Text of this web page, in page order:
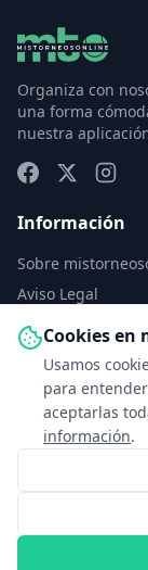
Cookies en
Usamos
para
aceptarlas
información.
Organiza con
una forma
nuestra
Información
Sobre
Aviso Legal
Política de
Política de Cookies
Configurar cookies
Contacto
©